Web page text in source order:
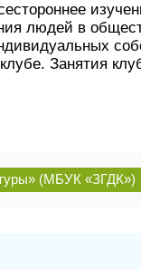
людей в
Занятия
(МБУК «ЗГДК»)